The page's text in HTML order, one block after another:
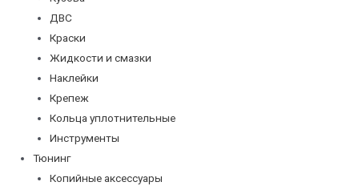
ДВС
Краски
Жидкости и смазки
Наклейки
Крепеж
Кольца уплотнительные
Инструменты
Тюнинг
Копийные аксессуары